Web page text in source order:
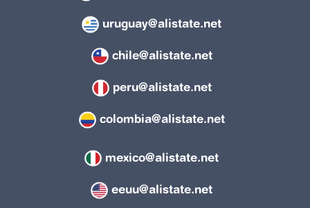
uruguay@alistate.net
chile@alistate.net
peru@alistate.net
colombia@alistate.net
mexico@alistate.net
eeuu@alistate.net